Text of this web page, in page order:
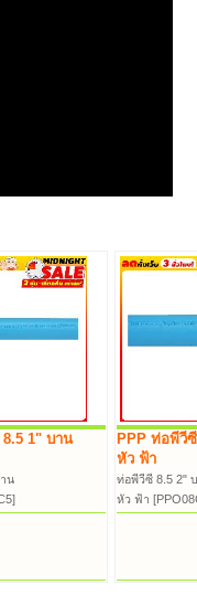
1" บาน
น
PPP ท่อพีวี
หัว ฟ้า
ท่อพีวีซี 8.5 2"
หัว ฟ้า